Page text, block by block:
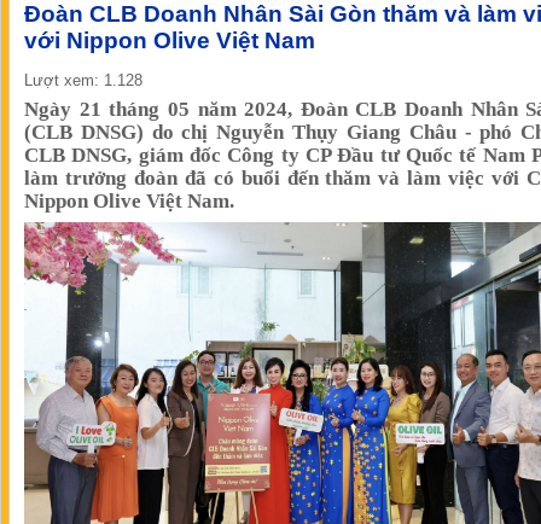
Đoàn CLB Doanh Nhân Sài Gòn thăm và làm
với Nippon Olive Việt Nam
Lượt xem: 1.128
Ngày 21 tháng 05 năm 2024, Đoàn CLB Doanh Nhân
(CLB DNSG) do chị Nguyễn Thụy Giang Châu - phó
CLB DNSG, giám đốc Công ty CP Đầu tư Quốc tế Nam
làm trưởng đoàn đã có buổi đến thăm và làm việc với
Nippon Olive Việt Nam.